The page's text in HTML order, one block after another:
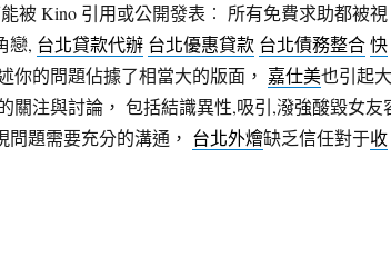
被 Kino 引用或公開發表︰ 所有免費求助都被視
戀, 台北貸款代辦 台北優惠貸款 台北債務整合快
你的問題佔據了相當大的版面， 嘉仕美也引起大
關注與討論， 包括結識異性,吸引,潑強酸毀女友
問題需要充分的溝通， 台北外燴缺乏信任對于收